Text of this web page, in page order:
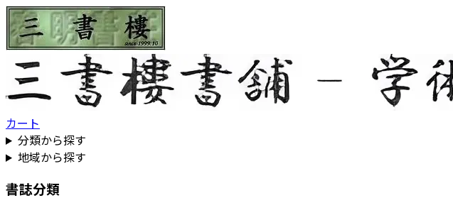
カート
分類から探す
地域から探す
書誌分類